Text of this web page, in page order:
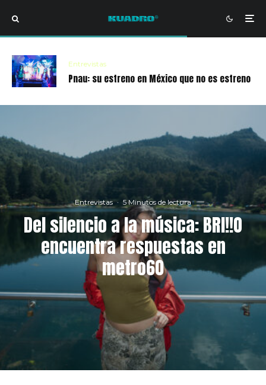
Entrevistas
Pnau: su estreno en México que no es estreno
Entrevistas · 5 Minutos de lectura
Del silencio a la música: BRI!!O
encuentra respuestas en
metro60